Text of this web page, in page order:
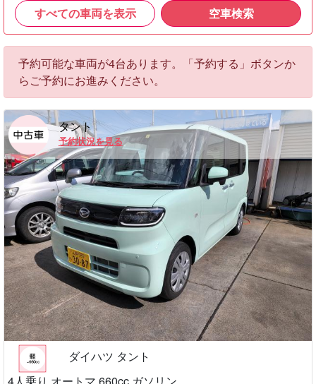
出発日時必須
返却日時必須
車両クラス：指定無し
その他条件：指定無し
すべての車両を表示 空車検索
予約可能な車両が4台あります。「予約する」ボタンか
らご予約にお進みください。
タント
予約状況を見る